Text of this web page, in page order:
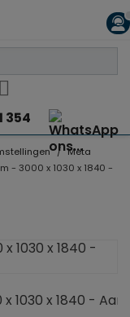
354
Meta
- 3000 x 1030 x 1840 -